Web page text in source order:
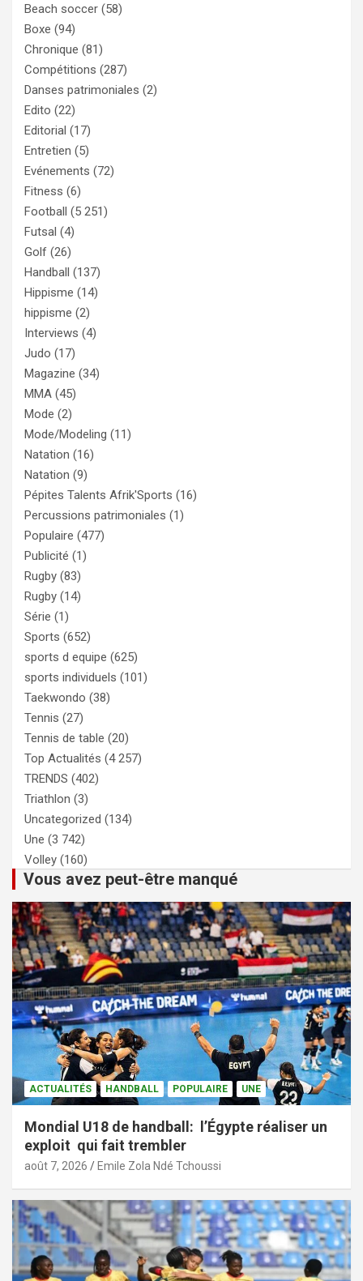
Beach soccer (58)
Boxe (94)
Chronique (81)
Compétitions (287)
Danses patrimoniales (2)
Edito (22)
Editorial (17)
Entretien (5)
Evénements (72)
Fitness (6)
Football (5 251)
Futsal (4)
Golf (26)
Handball (137)
Hippisme (14)
hippisme (2)
Interviews (4)
Judo (17)
Magazine (34)
MMA (45)
Mode (2)
Mode/Modeling (11)
Natation (16)
Natation (9)
Pépites Talents Afrik'Sports (16)
Percussions patrimoniales (1)
Populaire (477)
Publicité (1)
Rugby (83)
Rugby (14)
Série (1)
Sports (652)
sports d equipe (625)
sports individuels (101)
Taekwondo (38)
Tennis (27)
Tennis de table (20)
Top Actualités (4 257)
TRENDS (402)
Triathlon (3)
Uncategorized (134)
Une (3 742)
Volley (160)
Vous avez peut-être manqué
ACTUALITÉS HANDBALL POPULAIRE UNE
Mondial U18 de handball: l’Égypte réaliser un
exploit qui fait trembler
août 7, 2026 Emile Zola Ndé Tchoussi